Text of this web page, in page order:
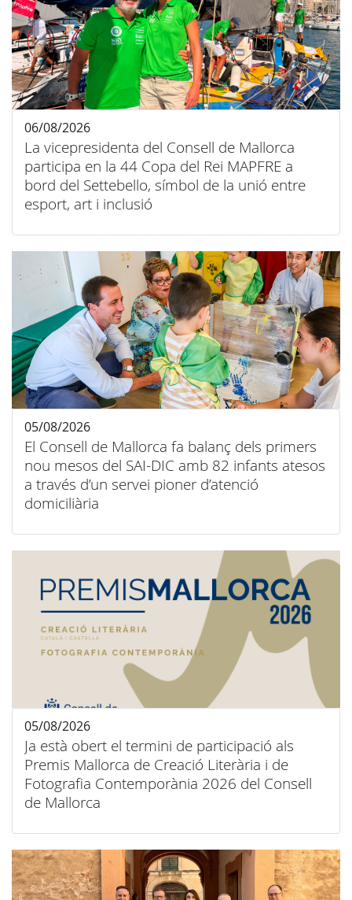
La vicepresidenta del Consell de Mallorca
participa en la 44 Copa del Rei MAPFRE a
bord del Settebello, símbol de la unió entre
esport, art i inclusió
06/08/2026
El Consell de Mallorca fa balanç dels primers
nou mesos del SAI-DIC amb 82 infants atesos
a través d’un servei pioner d’atenció
domiciliària
05/08/2026
Ja està obert el termini de participació als
Premis Mallorca de Creació Literària i de
Fotografia Contemporània 2026 del Consell
de Mallorca
05/08/2026